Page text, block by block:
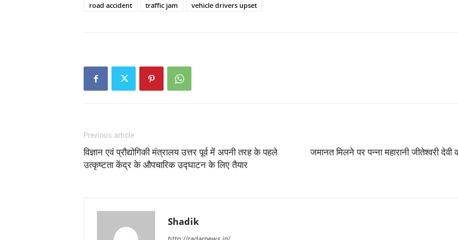
road accident
traffic jam vehicle drivers upset
Previous article
विज्ञान एवं प्रौद्योगिकी मंत्रालय उत्तर पूर्व में अपनी तरह के पहले
उत्कृष्टता केंद्र के औपचारिक उद्घाटन के लिए तैयार
जमानत मिलने पर पन्ना महारानी जीतेश्वरी
Shadik